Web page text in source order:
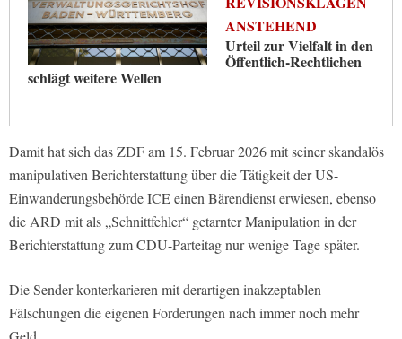
ANSTEHEND
Urteil zur Vielfalt in den
Öffentlich-Rechtlichen
schlägt weitere Wellen
Damit hat sich das ZDF am 15. Februar 2026 mit seiner skandalös
manipulativen Berichterstattung über die Tätigkeit der US-
Einwanderungsbehörde ICE einen Bärendienst erwiesen, ebenso
die ARD mit als „Schnittfehler“ getarnter Manipulation in der
Berichterstattung zum CDU-Parteitag nur wenige Tage später.
Die Sender konterkarieren mit derartigen inakzeptablen
Fälschungen die eigenen Forderungen nach immer noch mehr